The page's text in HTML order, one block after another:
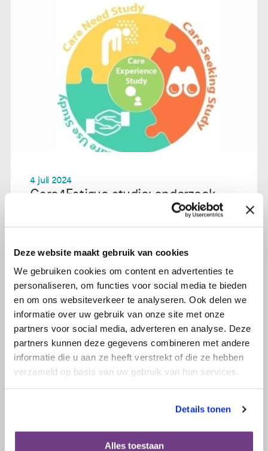
Deze website maakt gebruik van cookies
We gebruiken cookies om content en advertenties te
personaliseren, om functies voor social media te bieden
en om ons websiteverkeer te analyseren. Ook delen we
informatie over uw gebruik van onze site met onze
partners voor social media, adverteren en analyse. Deze
partners kunnen deze gegevens combineren met andere
informatie die u aan ze heeft verstrekt of die ze hebben
verzameld op basis van uw gebruik van hun services.
Details tonen
Alles toestaan
4 juli 2024
Care4Fatigue studie: onderzoek
naar de behoefte aan hulp voor